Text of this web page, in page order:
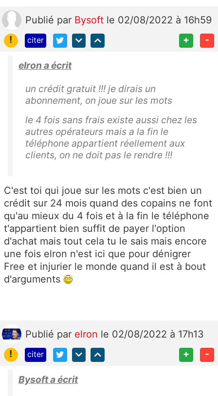
Publié par Bysoft le 02/08/2022 à 16h59
!
citer + -
elron a écrit
un crédit gratuit !!! je dirais un
abonnement, on joue sur les mots
le 4 fois sans frais existe aussi chez les
autres opérateurs mais a la fin le
téléphone appartient réellement aux
clients, on ne doit pas le rendre !!!
C'est toi qui joue sur les mots c'est bien un
crédit sur 24 mois quand des copains ne font
qu'au mieux du 4 fois et à la fin le téléphone
t'appartient bien suffit de payer l'option
d'achat mais tout cela tu le sais mais encore
une fois elron n'est ici que pour dénigrer
Free et injurier le monde quand il est à bout
d'arguments
Publié par elron le 02/08/2022 à 17h13
!
citer + -
Bysoft a écrit